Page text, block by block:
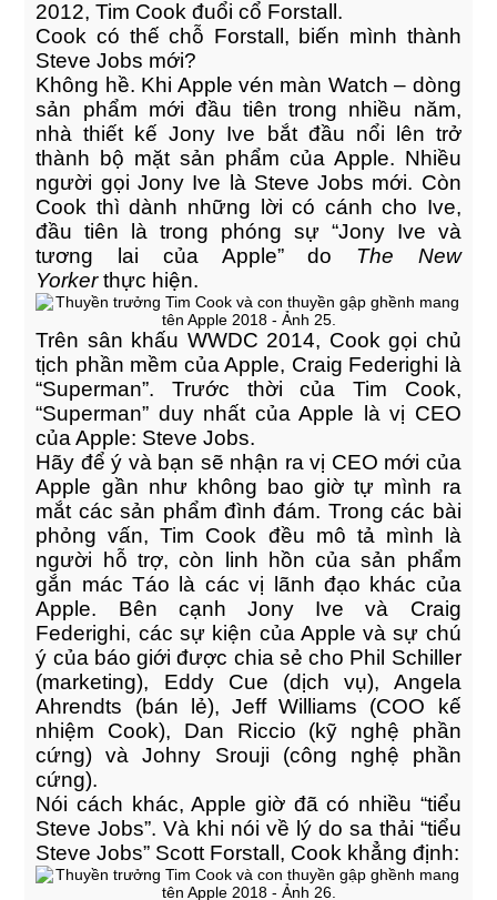
2012, Tim Cook đuổi cổ Forstall.
Cook có thế chỗ Forstall, biến mình thành
Steve Jobs mới?
Không hề. Khi Apple vén màn Watch – dòng
sản phẩm mới đầu tiên trong nhiều năm,
nhà thiết kế Jony Ive bắt đầu nổi lên trở
thành bộ mặt sản phẩm của Apple. Nhiều
người gọi Jony Ive là Steve Jobs mới. Còn
Cook thì dành những lời có cánh cho Ive,
đầu tiên là trong phóng sự “Jony Ive và
tương lai của Apple” do The New
Yorkerthực hiện.
Trên sân khấu WWDC 2014, Cook gọi chủ
tịch phần mềm của Apple, Craig Federighi là
“Superman”. Trước thời của Tim Cook,
“Superman” duy nhất của Apple là vị CEO
của Apple: Steve Jobs.
Hãy để ý và bạn sẽ nhận ra vị CEO mới của
Apple gần như không bao giờ tự mình ra
mắt các sản phẩm đình đám. Trong các bài
phỏng vấn, Tim Cook đều mô tả mình là
người hỗ trợ, còn linh hồn của sản phẩm
gắn mác Táo là các vị lãnh đạo khác của
Apple. Bên cạnh Jony Ive và Craig
Federighi, các sự kiện của Apple và sự chú
ý của báo giới được chia sẻ cho Phil Schiller
(marketing), Eddy Cue (dịch vụ), Angela
Ahrendts (bán lẻ), Jeff Williams (COO kế
nhiệm Cook), Dan Riccio (kỹ nghệ phần
cứng) và Johny Srouji (công nghệ phần
cứng).
Nói cách khác, Apple giờ đã có nhiều “tiểu
Steve Jobs”. Và khi nói về lý do sa thải “tiểu
Steve Jobs” Scott Forstall, Cook khẳng định: